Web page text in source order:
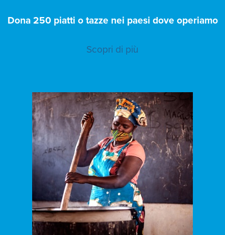
Dona 250 piatti o tazze nei paesi dove operiamo
Scopri di più